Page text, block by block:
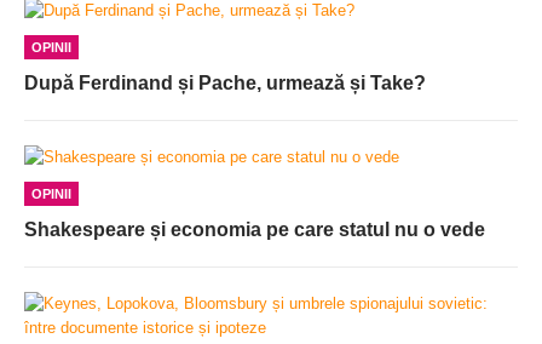
OPINII
După Ferdinand și Pache, urmează și Take?
OPINII
Shakespeare și economia pe care statul nu o vede